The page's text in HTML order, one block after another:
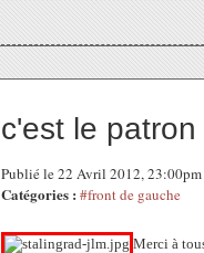
c'est le
Publié le 22 Avril 2012, 23:00pm
Catégories : #front de gauche
Merci à